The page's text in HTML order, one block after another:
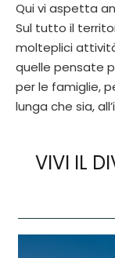
Qui vi aspetta
Sul tutto il
molteplici
quelle pensate
per le famiglie,
lunga che sia,
VIVI IL